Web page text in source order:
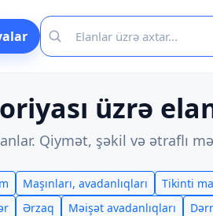
üzrə
Qiymət, şəkil və ətraflı
Maşınları, avadanlıqları Tikinti
Ərzaq Məişət avadanlıqları